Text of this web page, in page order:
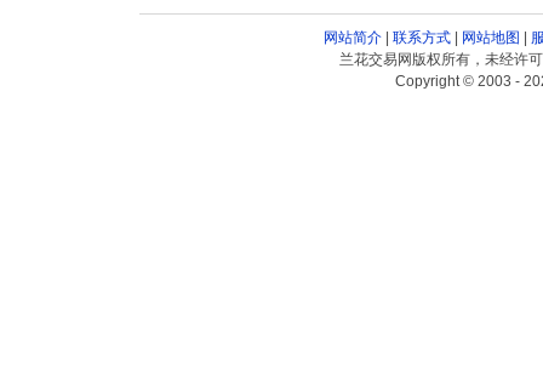
网站简介| 联系方式| 网站地图 |
兰花交易网版权所有，未经许
Copyright © 2003 -